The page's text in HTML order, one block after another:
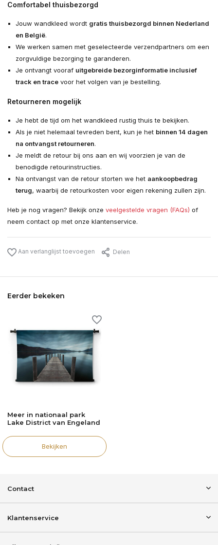
Comfortabel thuisbezorgd
Jouw wandkleed wordt gratis thuisbezorgd binnen Nederland
en België.
We werken samen met geselecteerde verzendpartners om een
zorgvuldige bezorging te garanderen.
Je ontvangt vooraf uitgebreide bezorginformatie inclusief
track en tracevoor het volgen van je bestelling.
Retourneren mogelijk
Je hebt de tijd om het wandkleed rustig thuis te bekijken.
Als je niet helemaal tevreden bent, kun je het binnen 14 dagen
na ontvangst retourneren.
Je meldt de retour bij ons aan en wij voorzien je van de
benodigde retourinstructies.
Na ontvangst van de retour storten we het aankoopbedrag
terug, waarbij de retourkosten voor eigen rekening zullen zijn.
Heb je nog vragen? Bekijk onze veelgestelde vragen (FAQs) of
neem contact op met onze klantenservice.
Aan verlanglijst toevoegen Delen
Eerder bekeken
Meer in nationaal park
Lake District van Engeland
Bekijken
Contact
Klantenservice